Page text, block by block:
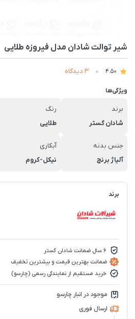
شیر توالت شادان مدل فیروزه طلایی
4.50 3 دیدگاه
ویژگی‌ها
برند
شادان گستر
رنگ
طلایی
جنس بدنه
آلیاژ برنج
آبکاری
نیکل-کروم
برند
6 سال ضمانت شادان گستر
ضمانت بهترین قیمت و بیشترین تخفیف
خرید مستقیم از نمایندگی رسمی (چارسو)
موجود در انبار چارسو
ارسال فوری